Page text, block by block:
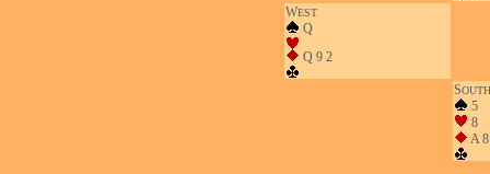
WEST
Q
Q 9 2
SOUTH
5
8
A 8